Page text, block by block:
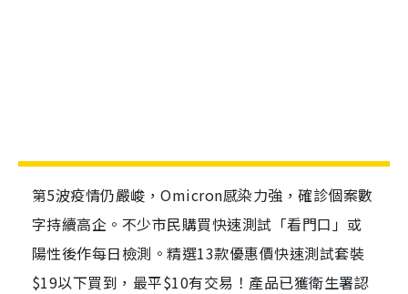
第5波疫情仍嚴峻，Omicron感染力強，確診個案數
字持續高企。不少市民購買快速測試「看門口」或
陽性後作每日檢測。精選13款優惠價快速測試套裝
$19以下買到，最平$10有交易！產品已獲衛生署認